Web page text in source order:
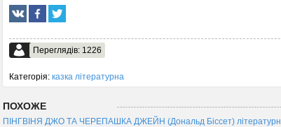
Переглядів: 1226
Категорія: казка літературна
ПОХОЖЕ
ПІНГВІНЯ ДЖО ТА ЧЕРЕПАШКА ДЖЕЙН (Дональд Біссет) літературна